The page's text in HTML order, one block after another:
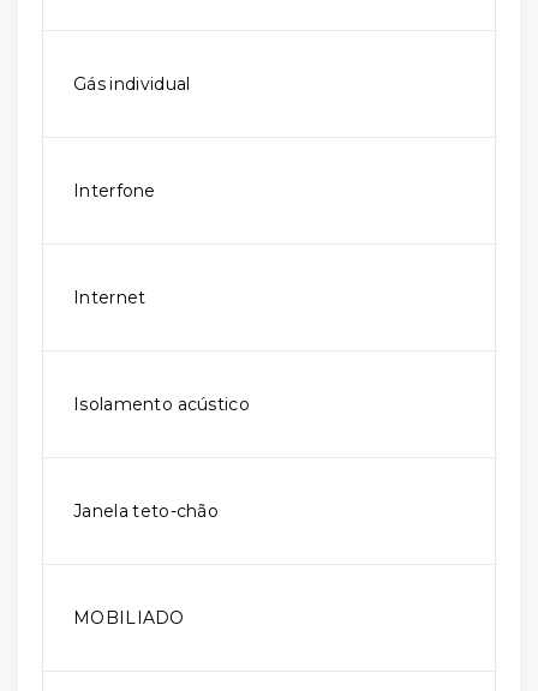
Gás individual
Interfone
Internet
Isolamento acústico
Janela teto-chão
MOBILIADO